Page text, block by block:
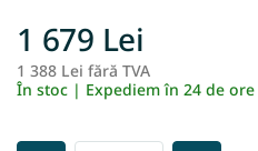
1 679 Lei
1 388 Lei fără TVA
În stoc | Expediem în 24 de ore